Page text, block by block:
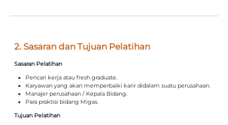
2. Sasaran dan Tujuan Pelatihan
Sasaran Pelatihan
Pencari kerja atau fresh graduate.
Karyawan yang akan memperbaiki karir didalam suatu perusahaan.
Manajer perusahaan / Kepala Bidang.
Para praktisi bidang Migas.
Tujuan Pelatihan